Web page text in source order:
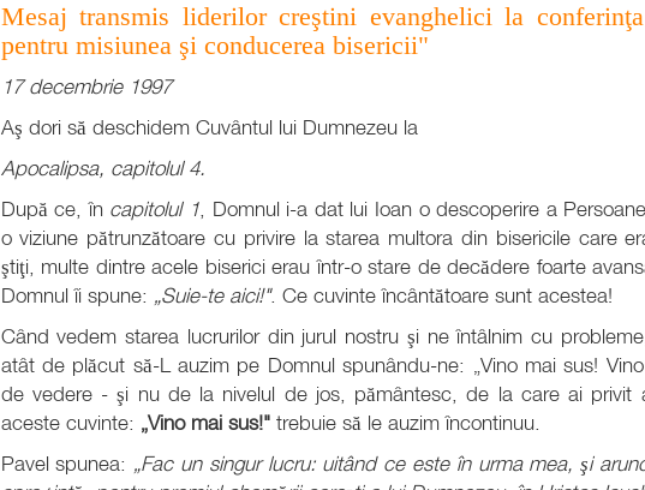
Mesaj transmis liderilor creştini evanghelici la
pentru misiunea şi conducerea bisericii"
17 decembrie 1997
Aş dori să deschidem Cuvântul lui Dumnezeu la
Apocalipsa, capitolul 4.
După ce, în capitolul 1, Domnul i-a dat lui Ioan o descoperire a
o viziune pătrunzătoare cu privire la starea multora din bisericile care
ştiţi, multe dintre acele biserici erau într-o stare de decădere foarte
Domnul îi spune: „Suie-te aici!". Ce cuvinte încântătoare sunt acestea!
Când vedem starea lucrurilor din jurul nostru şi ne întâlnim cu
atât de plăcut să-L auzim pe Domnul spunându-ne: „Vino mai sus!
de vedere - şi nu de la nivelul de jos, pământesc, de la care ai privit
aceste cuvinte: „Vino mai sus!" trebuie să le auzim încontinuu.
Pavel spunea: „Fac un singur lucru: uitând ce este în urma mea, şi